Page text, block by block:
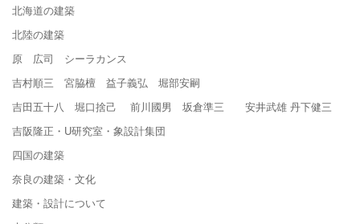
北海道の建築
北陸の建築
原 広司 シーラカンス
吉村順三 宮脇檀 益子義弘 堀部安嗣
吉田五十八 堀口捨己 前川國男 坂倉準三 安井武雄 丹下健三
吉阪隆正・U研究室・象設計集団
四国の建築
奈良の建築・文化
建築・設計について